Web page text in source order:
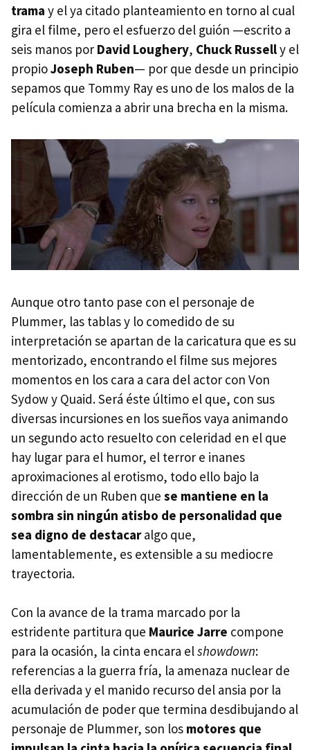
trama y el ya citado planteamiento en torno al cual
gira el filme, pero el esfuerzo del guión —escrito a
seis manos por David Loughery, Chuck Russelly el
propioJoseph Ruben— por que desde un principio
sepamos que Tommy Ray es uno de los malos de la
película comienza a abrir una brecha en la misma.
Aunque otro tanto pase con el personaje de
Plummer, las tablas y lo comedido de su
interpretación se apartan de la caricatura que es su
mentorizado, encontrando el filme sus mejores
momentos en los cara a cara del actor con Von
Sydow y Quaid. Será éste último el que, con sus
diversas incursiones en los sueños vaya animando
un segundo acto resuelto con celeridad en el que
hay lugar para el humor, el terror e inanes
aproximaciones al erotismo, todo ello bajo la
dirección de un Ruben que se mantiene en la
sombra sin ningún atisbo de personalidad que
sea digno de destacaralgo que,
lamentablemente, es extensible a su mediocre
trayectoria.
Con la avance de la trama marcado por la
estridente partitura que Maurice Jarre compone
para la ocasión, la cinta encara elshowdown:
referencias a la guerra fría, la amenaza nuclear de
ella derivada y el manido recurso del ansia por la
acumulación de poder que termina desdibujando al
personaje de Plummer, son los motores que